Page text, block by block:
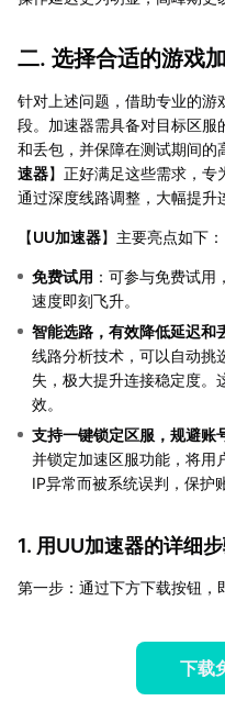
二. 选择合适的游戏
针对上述问题，借助专业的游
段。加速器需具备对目标区服
和丢包，并保障在测试期间的
速器】正好满足这些需求，专
通过深度线路调整，大幅提升
【UU加速器】主要亮点如下：
免费试用 ：可参与免费试
速度即刻飞升。
智能选路，有效降低延迟和
线路分析技术，可以自动挑
失，极大提升连接稳定度。
效。
支持一键锁定区服，规避账
并锁定加速区服功能，将用
IP异常而被系统误判，保护
1. 用UU加速器的详细
第一步：通过下方下载按钮，
下载